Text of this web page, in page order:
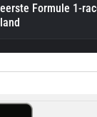
eerste Formule 1-
land